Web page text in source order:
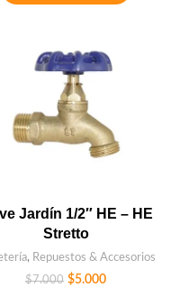
Jardín 1/2″ HE – HE
Stretto
, Repuestos & Accesorios
$7.000 $5.000